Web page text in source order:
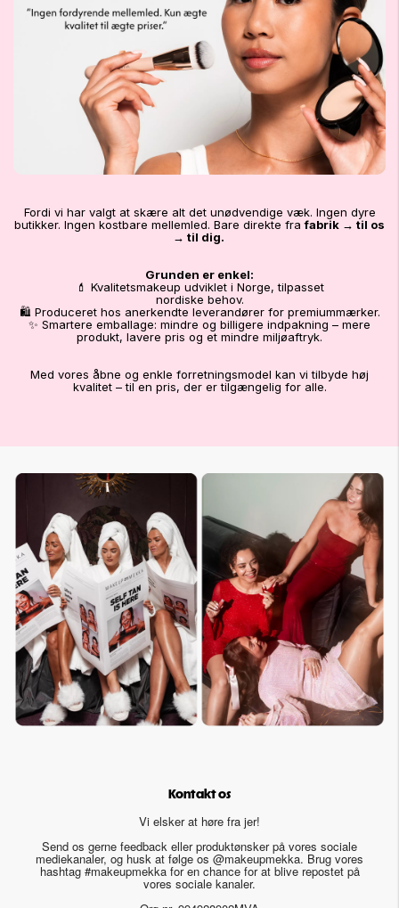
Fordi vi har valgt at skære alt det unødvendige væk. Ingen dyre
butikker. Ingen kostbare mellemled. Bare direkte frafabrik → til os
→ til dig.
Grunden er enkel:
💄 Kvalitetsmakeup udviklet i Norge, tilpasset
nordiske behov.
🛍️ Produceret hos anerkendte leverandører for premiummærker.
✨ Smartere emballage: mindre og billigere indpakning – mere
produkt, lavere pris og et mindre miljøaftryk.
Med vores åbne og enkle forretningsmodel kan vi tilbyde høj
kvalitet – til en pris, der er tilgængelig for alle.
Kontakt os
Vi elsker at høre fra jer!
Send os gerne feedback eller produktønsker på vores sociale
mediekanaler, og husk at følge os @makeupmekka. Brug vores
hashtag #makeupmekka for en chance for at blive repostet på
vores sociale kanaler.